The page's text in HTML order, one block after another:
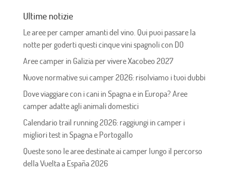
Ultime notizie
Le aree per camper amanti del vino. Qui puoi passare la
notte per goderti questi cinque vini spagnoli con DO
Aree camper in Galizia per vivere Xacobeo 2027
Nuove normative sui camper 2026: risolviamo i tuoi dubbi
Dove viaggiare con i cani in Spagna e in Europa? Aree
camper adatte agli animali domestici
Calendario trail running 2026: raggiungi in camper i
migliori test in Spagna e Portogallo
Queste sono le aree destinate ai camper lungo il percorso
della Vuelta a España 2026